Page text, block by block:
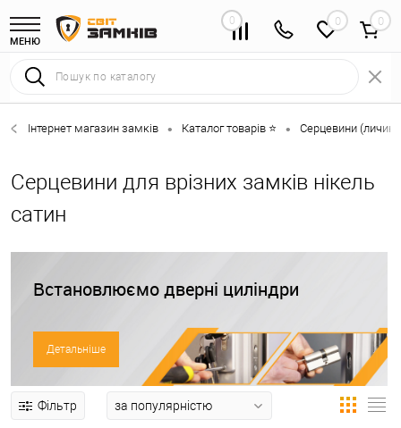
МЕНЮ
0 0
Інтернет магазин замків • Каталог товарів ⭐ • Серцевини
Серцевини для врізних замків нікель
сатин
Встановлюємо дверні циліндри
Детальніше
Фільтр